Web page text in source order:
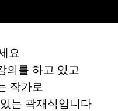
요
의를 하고 있고
작가로
는 곽재식입니다